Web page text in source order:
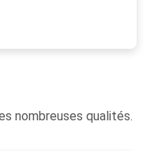
nombreuses qualités.